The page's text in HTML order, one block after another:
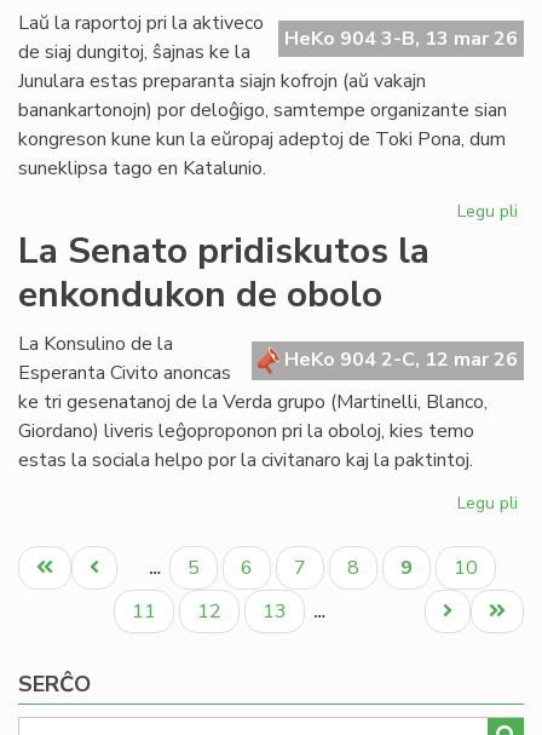
el
HeKo 904 3-B, 13 mar 26
Laŭ la raportoj pri la aktiveco
de siaj dungitoj, ŝajnas ke la
Junulara estas preparanta siajn kofrojn (aŭ vakajn
banankartonojn) por deloĝigo, samtempe organizante sian
kongreson kune kun la eŭropaj adeptoj de Toki Pona, dum
suneklipsa tago en Katalunio.
Legu pli
La Senato pridiskutos la
enkondukon de obolo
HeKo 904 2-C, 12 mar 26
La Konsulino de la
Esperanta Civito anoncas
ke tri gesenatanoj de la Verda grupo (Martinelli, Blanco,
Giordano) liveris leĝoproponon pri la oboloj, kies temo
estas la sociala helpo por la civitanaro kaj la paktintoj.
Legu pli
la
Pagination
Unua
paĝo
Antaŭa
paĝo
… Paĝo
5 Paĝo
6 Paĝo
7 Paĝo
8
Aktuala
paĝo
9 Paĝo
10
Paĝo
11 Paĝo
12 Paĝo
13 …
Last
page
Next
page
SERĈO